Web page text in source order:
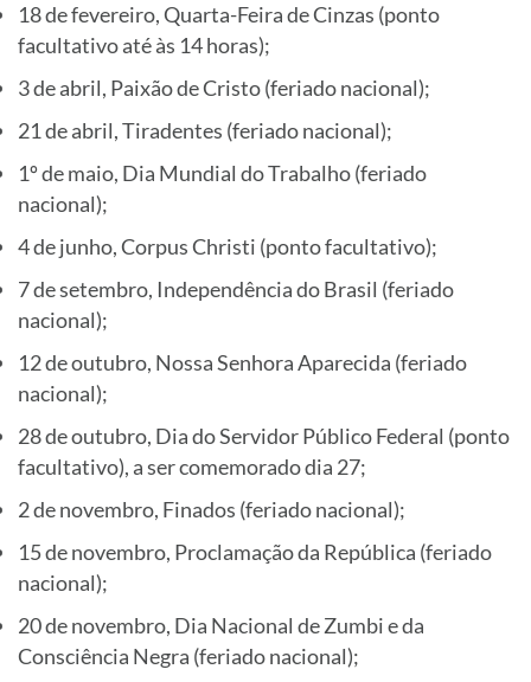
18 de fevereiro, Quarta-Feira de Cinzas (ponto
facultativo até às 14 horas);
3 de abril, Paixão de Cristo (feriado nacional);
21 de abril, Tiradentes (feriado nacional);
1º de maio, Dia Mundial do Trabalho (feriado
nacional);
4 de junho, Corpus Christi (ponto facultativo);
7 de setembro, Independência do Brasil (feriado
nacional);
12 de outubro, Nossa Senhora Aparecida (feriado
nacional);
28 de outubro, Dia do Servidor Público Federal (ponto
facultativo), a ser comemorado dia 27;
2 de novembro, Finados (feriado nacional);
15 de novembro, Proclamação da República (feriado
nacional);
20 de novembro, Dia Nacional de Zumbi e da
Consciência Negra (feriado nacional);